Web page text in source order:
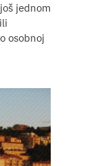
jednom
osobnoj